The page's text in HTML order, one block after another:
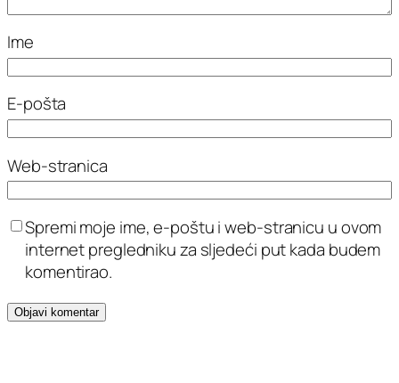
Ime
E-pošta
Web-stranica
Spremi moje ime, e-poštu i web-stranicu u ovom
internet pregledniku za sljedeći put kada budem
komentirao.